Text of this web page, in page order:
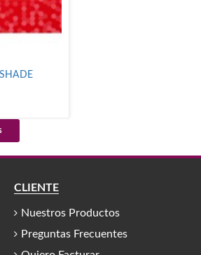
CLIENTE
Nuestros Productos
Preguntas Frecuentes